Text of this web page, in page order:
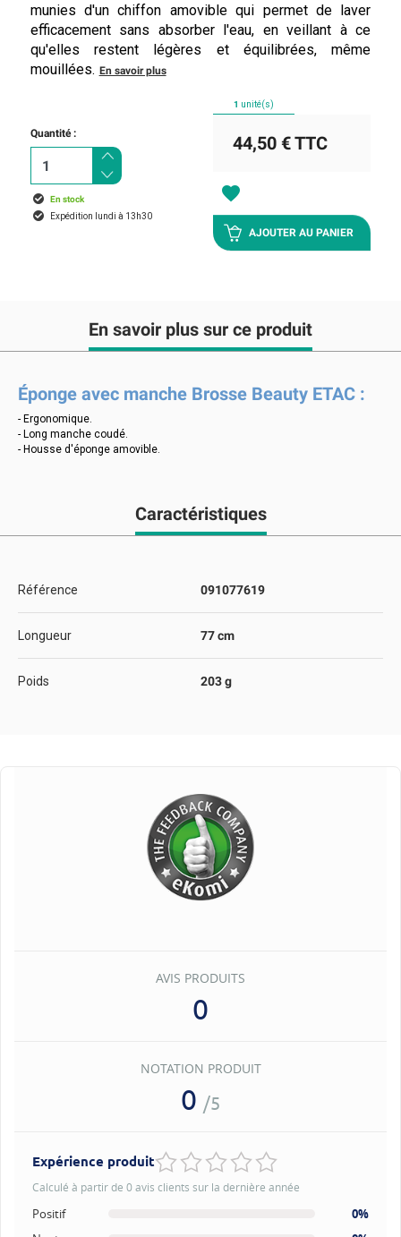
munies d'un chiffon amovible qui permet de laver
efficacement sans absorber l'eau, en veillant à ce
qu'elles restent légères et équilibrées, même
mouillées. En savoir plus
Quantité :
En stock
Expédition lundi à 13h30
1 unité(s)
44,50 €TTC
favorite
AJOUTER AU PANIER
En savoir plus sur ce produit
Éponge avec manche Brosse Beauty ETAC :
- Ergonomique.
- Long manche coudé.
- Housse d'éponge amovible.
Caractéristiques
Référence 091077619
Longueur 77 cm
Poids 203 g
AVIS PRODUITS
0
NOTATION PRODUIT
0 /5
Expérience produit
Calculé à partir de 0 avis clients sur la dernière année
Positif
0%